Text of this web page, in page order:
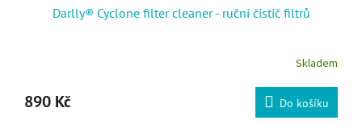
Darlly® Cyclone filter cleaner - ruční čistič filtrů
Skladem
890 Kč Do košíku